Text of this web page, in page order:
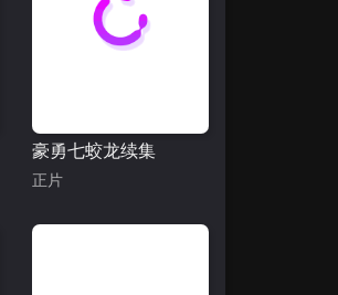
豪勇七蛟龙续集
正片